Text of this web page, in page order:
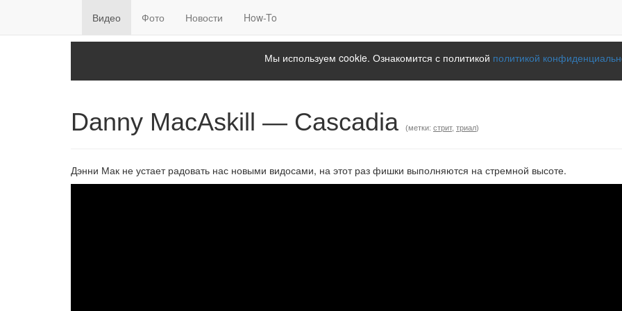
Видео Фото Новости How-To
Мы используем cookie. Ознакомится с политикой политикой
Danny MacAskill — Cascadia (метки: стрит, триал)
Дэнни Мак не устает радовать нас новыми видосами, на этот раз фишки выполняются на стремной высоте.